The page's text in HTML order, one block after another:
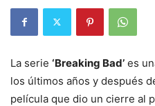
La serie ‘Breaking Bad’ es
los últimos años y después
película que dio un cierre al